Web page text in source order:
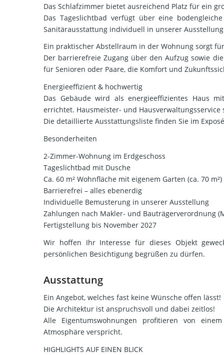
Das Schlafzimmer bietet ausreichend Platz für ein
Das Tageslichtbad verfügt über eine
Sanitärausstattung individuell in unserer
Ein praktischer Abstellraum in der Wohnung sorgt
Der barrierefreie Zugang über den Aufzug sowie
für Senioren oder Paare, die Komfort und
Energieeffizient & hochwertig
Das Gebäude wird als energieeffizientes Haus
errichtet. Hausmeister- und
Die detaillierte Ausstattungsliste finden Sie im
Besonderheiten
2-Zimmer-Wohnung im Erdgeschoss
Tageslichtbad mit Dusche
Ca. 60 m² Wohnfläche mit eigenem Garten (ca. 70 m²)
Barrierefrei – alles ebenerdig
Individuelle Bemusterung in unserer Ausstellung
Zahlungen nach Makler- und Bauträgerverordnung
Fertigstellung bis November 2027
Wir hoffen Ihr Interesse für dieses Objekt
persönlichen Besichtigung begrüßen zu dürfen.
Ausstattung
Ein Angebot, welches fast keine Wünsche offen lässt!
Die Architektur ist anspruchsvoll und dabei zeitlos!
Alle Eigentumswohnungen profitieren von
Atmosphäre verspricht.
HIGHLIGHTS AUF EINEN BLICK